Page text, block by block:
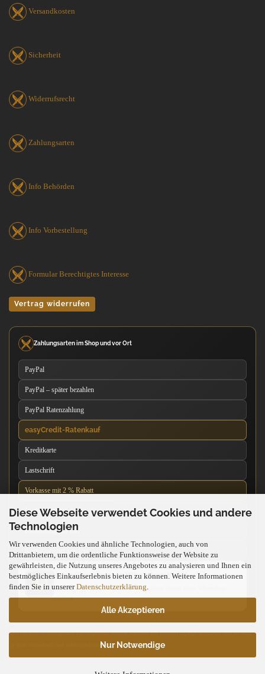
Diese Webseite verwendet Cookies und andere
Technologien
Wir verwenden Cookies und ähnliche Technologien, auch von
Drittanbietern, um die ordentliche Funktionsweise der Website zu
gewährleisten, die Nutzung unseres Angebotes zu analysieren und Ihnen ein
bestmögliches Einkaufserlebnis bieten zu können. Weitere Informationen
finden Sie in unsererDatenschutzerklärung
Alle Akzeptieren
Nur Notwendige
Versandkosten
Sicherheit
Widerrufsrecht
Zahlungsarten
Info Behörden
Info Vorbestellung
Formular Berechtigtes Interesse
Vertrag widerrufen
Zahlungsarten im Shop und vor Ort
PayPal
PayPal – später bezahlen
PayPal Ratenzahlung
easyCredit-Ratenkauf
Kreditkarte
Lastschrift
Vorkasse mit 2 % Rabatt
Nachnahme
Barzahlung vor Ort
Kartenzahlung vor Ort
News über unseren WhatsApp-Kanal
Neue Messer, Angebote und Neuigkeiten direkt über WhatsApp
erhalten.
Die tatsächlich verfügbaren Zahlungsarten werden während des Bestellvorgangs angezeigt und können
je nach Warenkorb und Zahlungsdienstleister abweichen.